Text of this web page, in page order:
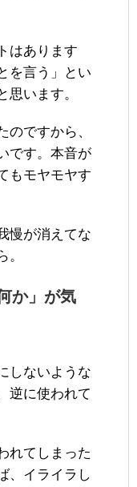
はあります
を言う」とい
思います。
のですから、
です。本音が
もモヤモヤす
慢が消えてな
。
か」が気
しないような
逆に使われて
れてしまった
、イライラし